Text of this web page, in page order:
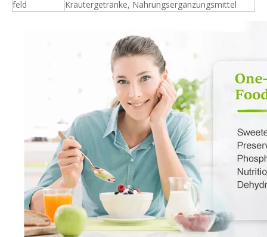
feld Kräutergetränke, Nahrungsergänzungsmittel